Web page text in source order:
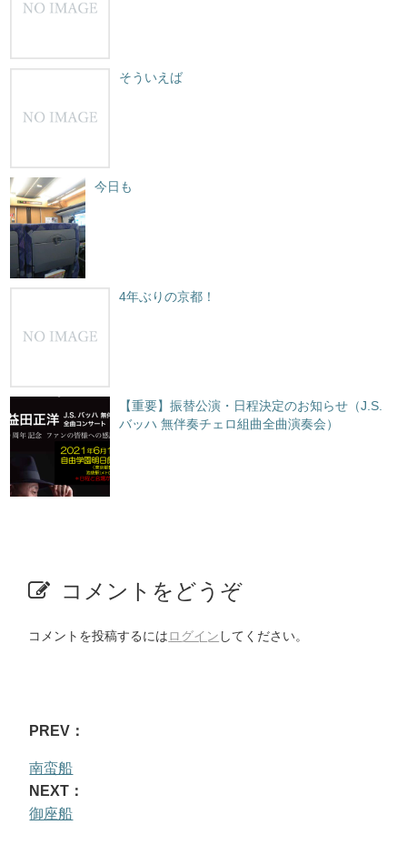
そういえば
今日も
4年ぶりの京都！
【重要】振替公演・日程決定のお知らせ（J.S.
バッハ 無伴奏チェロ組曲全曲演奏会）
コメントをどうぞ
コメントを投稿するにはログイン してください。
PREV：
南蛮船
NEXT：
御座船